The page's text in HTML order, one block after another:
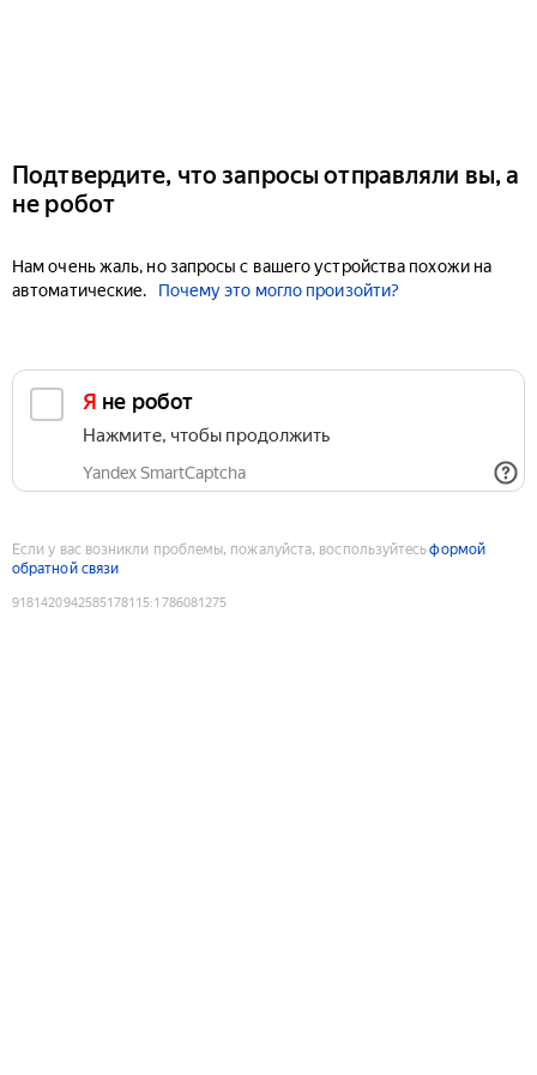
Подтвердите, что запросы отправляли вы, а
не робот
Нам очень жаль, но запросы с вашего устройства похожи на
автоматические.
Почему это могло произойти?
Я не робот
Нажмите, чтобы продолжить
Yandex SmartCaptcha
Если у вас возникли проблемы, пожалуйста, воспользуйтесьформой
обратной связи
9181420942585178115:1786081275